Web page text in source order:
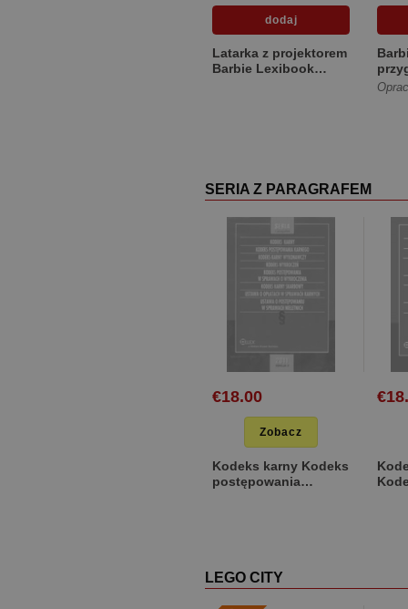
Latarka z projektorem
Barbie Lexibook
SERIA Z PARAGRAFEM
€18.00
Zobacz
Kodeks karny Kodeks
postępowania
LEGO CITY